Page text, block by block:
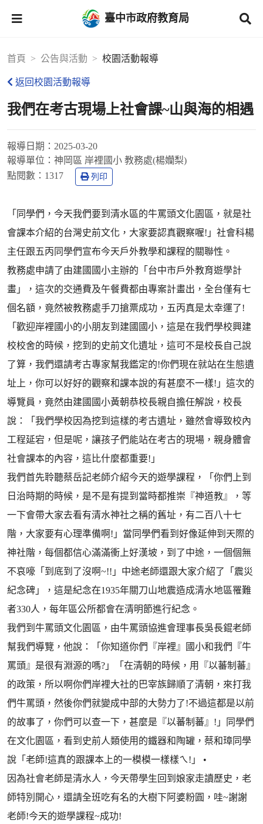
臺中市政府教育局
首頁 公告與活動 校園活動報導
返回校園活動報導
我們在考古現場上社會課~山與海的相遇
報導日期： 2025-03-20
報導單位： 神岡區 岸裡國小 教務處(楊孏梨)
點閱數： 1317 列印
「同學們，今天我們要到清水區的牛罵頭文化園區，就是社
會課本介紹的台灣史前文化，大家要認真觀察喔!」社會科楊
主任跟五丙同學們宣布今天戶外教學和課程的關聯性。
教務處申請了由建國國小主辦的「台中市戶外教育遊學計
畫」，這次的交通費及午餐費都由專案計畫出，全台僅有七
個名額，竟然被教務處手刀搶票成功，五丙真是太幸運了!
「歡迎岸裡國小的小朋友到建國國小，這是在我們學校興建
校校舍的時候，挖到的史前文化遺址，這可不是校長自己說
了算，我們還請考古專家幫我鑑定的!你們現在就站在生態遺
址上，你可以好好的觀察和課本說的有甚麼不一樣!」這次的
導覽員，竟然由建國國小黃朝恭校長親自擔任解說，校長
說：「我們學校因為挖到這樣的考古遺址，雖然會導致校內
工程延宕，但是呢，讓孩子們能站在考古的現場，親身體會
社會課本的內容，這比什麼都重要!」
我們首先聆聽蔡岳記老師介紹今天的遊學課程，「你們上到
日治時期的時候，是不是有提到當時都推崇『神道教』，等
一下會帶大家去看有清水神社之稱的舊址，有二百八十七
階，大家要有心理準備啊!」當同學們看到好像延伸到天際的
神社階，每個都信心滿滿衝上好漢坡，到了中途，一個個無
不哀嚎「到底到了沒啊~!!」中途老師還跟大家介紹了「震災
紀念碑」，這是紀念在1935年關刀山地震造成清水地區罹難
者330人，每年區公所都會在清明節進行紀念。
我們到牛罵頭文化園區，由牛罵頭協進會理事長吳長錕老師
幫我們導覽，他說：「你知道你們『岸裡』國小和我們『牛
罵頭』是很有淵源的嗎?」「在清朝的時候，用『以蕃制蕃』
的政策，所以啊你們岸裡大社的巴宰族歸順了清朝，來打我
們牛罵頭，然後你們就變成中部的大勢力了!不過這都是以前
的故事了，你們可以查一下，甚麼是『以蕃制蕃』!」同學們
在文化園區，看到史前人類使用的鐵器和陶罐，蔡和璋同學
說「老師!這真的跟課本上的一模模一樣樣ㄟ!」 •
因為社會老師是清水人，今天帶學生回到娘家走讀歷史，老
師特別開心，還請全班吃有名的大樹下阿婆粉圓，哇~謝謝
老師!今天的遊學課程~成功!